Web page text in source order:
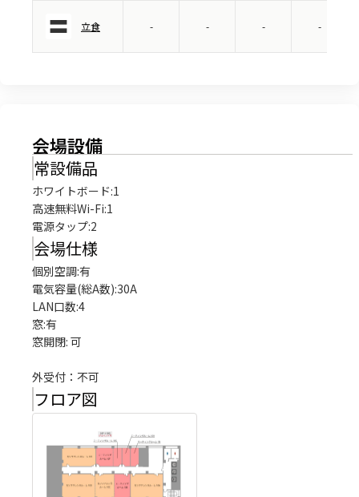
立食 - - - -
会場設備
常設備品
ホワイトボード:1
高速無料Wi-Fi:1
電源タップ:2
会場仕様
個別空調:有
電気容量(総A数):30A
LAN口数:4
窓:有
窓開閉: 可
外受付：不可
フロア図